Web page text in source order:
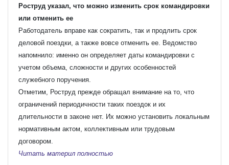
Роструд указал, что можно изменить срок командировки
или отменить ее
Работодатель вправе как сократить, так и продлить срок
деловой поездки, а также вовсе отменить ее. Ведомство
напомнило: именно он определяет даты командировки с
учетом объема, сложности и других особенностей
служебного поручения.
Отметим, Роструд прежде обращал внимание на то, что
ограничений периодичности таких поездок и их
длительности в законе нет. Их можно установить локальным
нормативным актом, коллективным или трудовым
договором.
Читать материл полностью